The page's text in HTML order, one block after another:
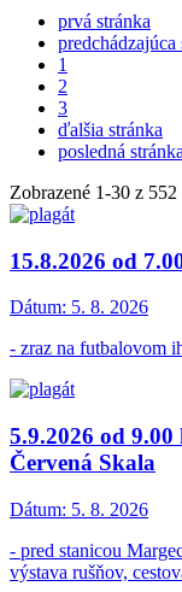
prvá stránka
predchádzajúca
1
2
3
ďalšia stránka
posledná stránka
Zobrazené 1-30 z 552
15.8.2026 od
Dátum: 5. 8. 2026
- zraz na futbalovom
5.9.2026 od
Červená Skala
Dátum: 5. 8. 2026
- pred stanicou
výstava rušňov,